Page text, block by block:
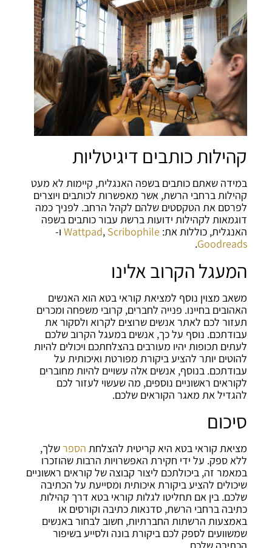
קהילות כותבים דיגיטליות
במידה שאתם כותבים בשפה האנגלית, קיימות לא מעט
קהילות ברחבי הרשת, אשר מאפשרות לכותבים ויוצרים
לפרסם את הטקסטים שלהם לקהל הרחב. לפניך כמה
דוגמאות לקהילות ידועות ברשת עבור כותבים בשפה
האנגלית, כוללות את:
Wattpad, Scribophile
ו-
Goodreads
.
המעגל הקרוב אלינו
משאב מצוין נוסף למציאת קוראי בטא הוא האנשים
האהובים בחיינו. פנייה לחברים, קרובי משפחה ומכרים
תעזור לכם לאתר אנשים שרוצים לקרוא ולסקור את
עבודתכם. נוסף על כך, אנשים במעגל הקרוב שלכם
לעתים תכופות יהיו מעורבים בהצלחתכם ויכולים להיות
להוטים יותר להציע ביקורת מפורטת ואיכותית על
עבודתכם. בנוסף, אנשים אלה עשויים להיות מחוברים
לקוראים ראשוניים נוספים, מה שעשוי לעזור לכם
להגדיל את מאגר הקוראים שלכם.
סיכום
מציאת קוראי בטא היא קריטית להצלחת הספרשלך,
ללא ספק. על ידי חקירת האפשרויות הרבות שהוזכרו
במאמר זה, ביכולתכם ליצור קבוצה של קוראים ראשוניים
שיכולים להציע ביקורת איכותית ומסייעת על הכתיבה
שלכם. בין אם תחליטו לגלות קוראי בטא דרך קהילות
כתיבה ברחבי הרשת, סדנאות כתיבה וקורסים או
באמצעות הרשתות החברתיות, חשוב לבחור באנשים
שמשוועים לספק לכם ביקורת בונה ולסייע בשיפור